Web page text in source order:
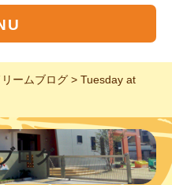
ームブログ > Tuesday at
ログ